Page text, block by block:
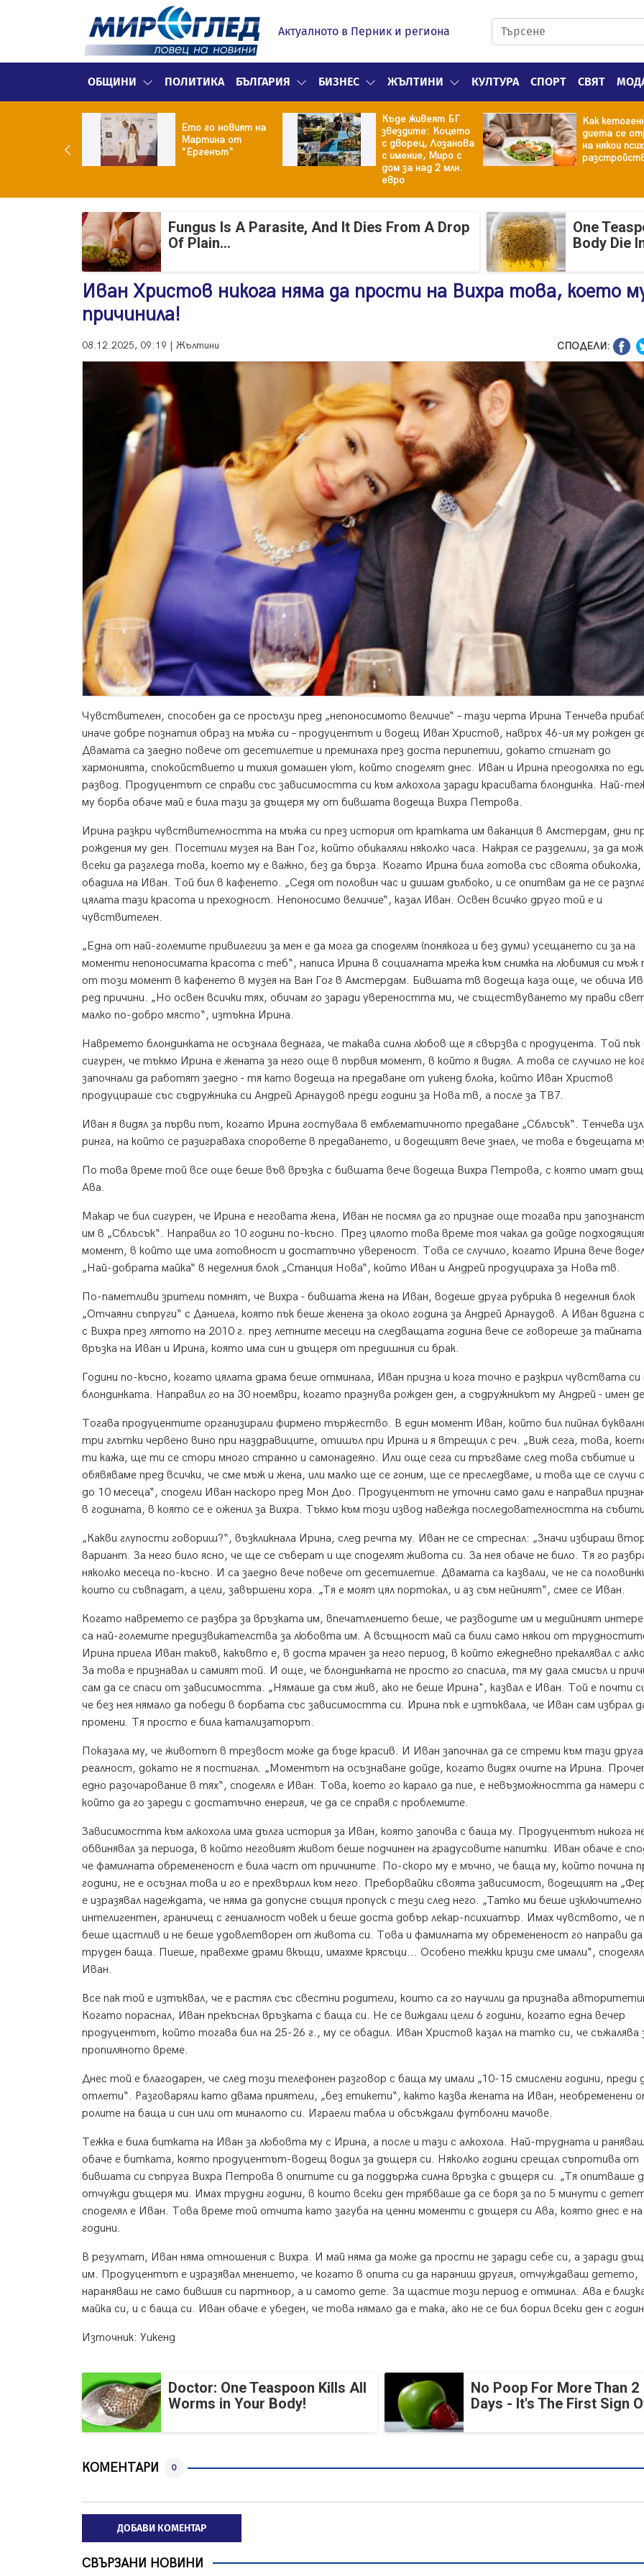
Актуалното в Перник и региона
ОБЩИНИ ПОЛИТИКА БЪЛГАРИЯ БИЗНЕС ЖЪЛТИНИ КУЛТУРА СПОРТ СВЯТ
Ето го новият на
Мартина от
"Ергенът"
Къде живеят БГ
звездите: Коцето
с дворец, Лозанова
с имение, Миро с
дом за над 2 млн.
евро
Как
диета се
на някои
Fungus Is A Parasite, And It Dies From A Drop
Of Plain...
One
Body Die
Иван Христов никога няма да прости на Вихра това, което
причинила!
08.12.2025, 09:19 | Жълтини СПОДЕЛИ:
Чувствителен, способен да се просълзи пред „непоносимото величие“ – тази черта Ирина Тенчева
иначе добре познатия образ на мъжа си – продуцентът и водещ Иван Христов, навръх 46-ия му рожден
Двамата са заедно повече от десетилетие и преминаха през доста перипетии, докато стигнат до
хармонията, спокойствието и тихия домашен уют, който споделят днес. Иван и Ирина преодоляха по
развод. Продуцентът се справи със зависимостта си към алкохола заради красивата блондинка. Най-
му борба обаче май е била тази за дъщеря му от бившата водеща Вихра Петрова.
Ирина разкри чувствителността на мъжа си през история от кратката им ваканция в Амстердам, дни
рождения му ден. Посетили музея на Ван Гог, който обикаляли няколко часа. Накрая се разделили, за да
всеки да разгледа това, което му е важно, без да бърза. Когато Ирина била готова със своята обиколка,
обадила на Иван. Той бил в кафенето. „Седя от половин час и дишам дълбоко, и се опитвам да не се
цялата тази красота и преходност. Непоносимо величие“, казал Иван. Освен всичко друго той е и
чувствителен.
„Една от най-големите привилегии за мен е да мога да споделям (понякога и без думи) усещането си за на
моменти непоносимата красота с теб“, написа Ирина в социалната мрежа към снимка на любимия си мъж
от този момент в кафенето в музея на Ван Гог в Амстердам. Бившата тв водеща каза още, че обича
ред причини. „Но освен всички тях, обичам го заради увереността ми, че съществуването му прави
малко по-добро място“, изтъкна Ирина.
Навремето блондинката не осъзнала веднага, че такава силна любов ще я свързва с продуцента. Той пък
сигурен, че тъкмо Ирина е жената за него още в първия момент, в който я видял. А това се случило не
започнали да работят заедно - тя като водеща на предаване от уикенд блока, който Иван Христов
продуцираше със съдружника си Андрей Арнаудов преди години за Нова тв, а после за ТВ7.
Иван я видял за първи път, когато Ирина гостувала в емблематичното предаване „Сблъсък“. Тенчева
ринга, на който се разиграваха споровете в предаването, и водещият вече знаел, че това е бъдещата
По това време той все още беше във връзка с бившата вече водеща Вихра Петрова, с която имат
Ава.
Макар че бил сигурен, че Ирина е неговата жена, Иван не посмял да го признае още тогава при
им в „Сблъсък“. Направил го 10 години по-късно. През цялото това време тоя чакал да дойде
момент, в който ще има готовност и достатъчно увереност. Това се случило, когато Ирина вече
„Най-добрата майка“ в неделния блок „Станция Нова“, който Иван и Андрей продуцираха за Нова тв.
По-паметливи зрители помнят, че Вихра - бившата жена на Иван, водеше друга рубрика в неделния блок
„Отчаяни съпруги“ с Даниела, която пък беше женена за около година за Андрей Арнаудов. А Иван вдигна
с Вихра през лятото на 2010 г. през летните месеци на следващата година вече се говореше за тайната
връзка на Иван и Ирина, която има син и дъщеря от предишния си брак.
Години по-късно, когато цялата драма беше отминала, Иван призна и кога точно е разкрил чувствата си
блондинката. Направил го на 30 ноември, когато празнува рожден ден, а съдружникът му Андрей - имен
Тогава продуцентите организирали фирмено тържество. В един момент Иван, който бил пийнал
три глътки червено вино при наздравиците, отишъл при Ирина и я втрещил с реч. „Виж сега, това,
ти кажа, ще ти се стори много странно и самонадеяно. Или още сега си тръгваме след това събитие и
обявяваме пред всички, че сме мъж и жена, или малко ще се гоним, ще се преследваме, и това ще се случи
до 10 месеца“, сподели Иван наскоро пред Мон Дьо. Продуцентът не уточни само дали е направил
в годината, в която се е оженил за Вихра. Тъкмо към този извод навежда последователността на
„Какви глупости говориш?“, възкликнала Ирина, след речта му. Иван не се стреснал: „Значи избираш
вариант. За него било ясно, че ще се съберат и ще споделят живота си. За нея обаче не било. Тя го
няколко месеца по-късно. И са заедно вече повече от десетилетие. Двамата са казвали, че не са
които си съвпадат, а цели, завършени хора. „Тя е моят цял портокал, и аз съм нейният“, смее се Иван.
Когато навремето се разбра за връзката им, впечатлението беше, че разводите им и медийният
са най-големите предизвикателства за любовта им. А всъщност май са били само някои от
Ирина приела Иван такъв, какъвто е, в доста мрачен за него период, в който ежедневно прекалявал с
За това е признавал и самият той. И още, че блондинката не просто го спасила, тя му дала смисъл и
сам да се спаси от зависимостта. „Нямаше да съм жив, ако не беше Ирина", казвал е Иван. Той е почти
че без нея нямало да победи в борбата със зависимостта си. Ирина пък е изтъквала, че Иван сам избрал
промени. Тя просто е била катализаторът.
Показала му, че животът в трезвост може да бъде красив. И Иван започнал да се стреми към тази друга
реалност, докато не я постигнал. „Моментът на осъзнаване дойде, когато видях очите на Ирина.
едно разочарование в тях“, споделял е Иван. Това, което го карало да пие, е невъзможността да намери
който да го зареди с достатъчно енергия, че да се справя с проблемите.
Зависимостта към алкохола има дълга история за Иван, която започва с баща му. Продуцентът никога
обвинявал за периода, в който неговият живот беше подчинен на градусовите напитки. Иван обаче е
че фамилната обремененост е била част от причините. По-скоро му е мъчно, че баща му, който почина
години, не е осъзнал това и го е прехвърлил към него. Преборвайки своята зависимост, водещият на
е изразявал надеждата, че няма да допусне същия пропуск с тези след него. „Татко ми беше изключително
интелигентен, граничещ с гениалност човек и беше доста добър лекар-психиатър. Имах чувството, че
беше щастлив и не беше удовлетворен от живота си. Това и фамилната му обремененост го направи да
труден баща. Пиеше, правехме драми вкъщи, имахме крясъци... Особено тежки кризи сме имали“,
Иван.
Все пак той е изтъквал, че е растял със свестни родители, които са го научили да признава
Когато пораснал, Иван прекъснал връзката с баща си. Не се виждали цели 6 години, когато една вечер
продуцентът, който тогава бил на 25-26 г., му се обадил. Иван Христов казал на татко си, че съжалява
пропиляното време.
Днес той е благодарен, че след този телефонен разговор с баща му имали „10-15 смислени години, преди
отлети“. Разговаряли като двама приятели, „без етикети“, както казва жената на Иван, необременени
ролите на баща и син или от миналото си. Играели табла и обсъждали футболни мачове.
Тежка е била битката на Иван за любовта му с Ирина, а после и тази с алкохола. Най-трудната и
обаче е битката, която продуцентът-водещ водил за дъщеря си. Няколко години срещал съпротива от
бившата си съпруга Вихра Петрова в опитите си да поддържа силна връзка с дъщеря си. „Тя опитваше
отчужди дъщеря ми. Имах трудни години, в които всеки ден трябваше да се боря за по 5 минути с
споделял е Иван. Това време той отчита като загуба на ценни моменти с дъщеря си Ава, която днес е
години.
В резултат, Иван няма отношения с Вихра. И май няма да може да прости не заради себе си, а заради
им. Продуцентът е изразявал мнението, че когато в опита си да нараниш другия, отчуждаваш детето,
нараняваш не само бившия си партньор, а и самото дете. За щастие този период е отминал. Ава е
майка си, и с баща си. Иван обаче е убеден, че това нямало да е така, ако не се бил борил всеки ден с
Източник: Уикенд
Doctor: One Teaspoon Kills All
Worms in Your Body!
No Poop For More Than 2
Days - It's The First Sign
КОМЕНТАРИ 0
ДОБАВИ КОМЕНТАР
СВЪРЗАНИ НОВИНИ